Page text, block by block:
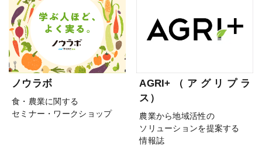
ノウラボ
食・農業に関する
セミナー・ワークショップ
AGRI+（アグリプラ
ス）
農業から地域活性の
ソリューションを提案する
情報誌